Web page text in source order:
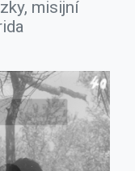
misijní